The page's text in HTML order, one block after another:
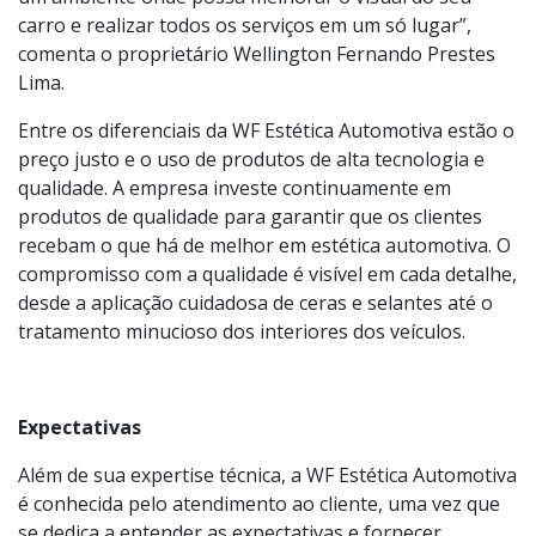
do tempo. “Oferecemos essa variedade, porque assim
conseguimos facilitar a vida do cliente, proporcionando
um ambiente onde possa melhorar o visual do seu
comenta o proprietário Wellington Fernando Prestes
Lima.
Entre os diferenciais da WF Estética Automotiva estão o
preço justo e o uso de produtos de alta tecnologia e
qualidade. A empresa investe continuamente em
produtos de qualidade para garantir que os clientes
recebam o que há de melhor em estética automotiva. O
Expectativas